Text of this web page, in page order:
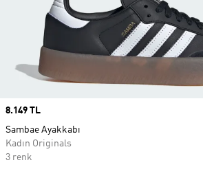
Price
8.149 TL
Sambae Ayakkabı
Kadın Originals
3 renk